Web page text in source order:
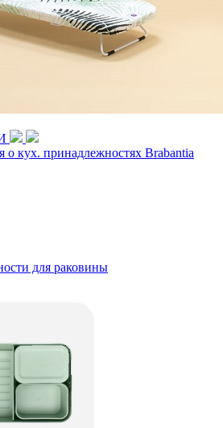
кух. принадлежностях Brabantia
для раковины